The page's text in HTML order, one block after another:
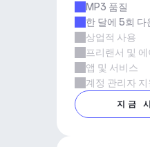
MP3 품질
한 달에 5회 다
상업적 사용
프리랜서 및
앱 및 서비스
계정 관리자 지
지금